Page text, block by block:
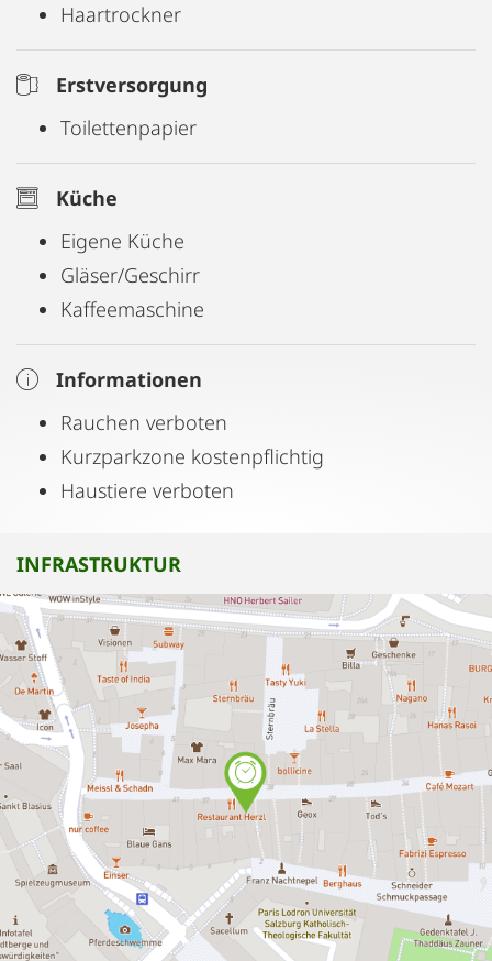
Haartrockner
Erstversorgung
Toilettenpapier
Küche
Eigene Küche
Gläser/Geschirr
Kaffeemaschine
Informationen
Rauchen verboten
Kurzparkzone kostenpflichtig
Haustiere verboten
INFRASTRUKTUR